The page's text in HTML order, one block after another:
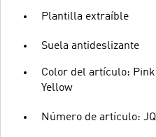
Plantilla extraíble
Suela antideslizante
Color del artículo:
Yellow
Número de artículo: